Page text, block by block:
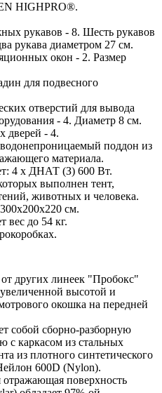
HIGHPRO®.
рукавов - 8. Шесть рукавов
рукава диаметром 27 см.
окон - 2. Размер
для подвесного
отверстий для вывода
- 4. Диаметр 8 см.
дверей - 4.
водонепроницаемый поддон из
материала.
4 х ДНАТ (З) 600 Вт.
выполнен тент,
животных и человека.
см.
вес до 54 кг.
других линеек "Пробокс"
высотой и
окошка на передней
собой сборно-разборную
с каркасом из стальных
из плотного синтетического
600D (Nylon).
отражающая поверхность